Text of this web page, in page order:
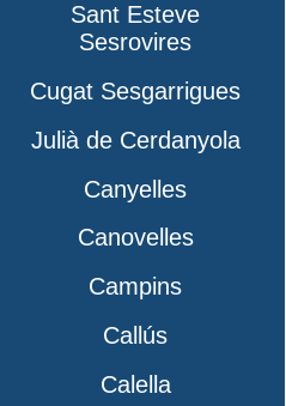
Sant Esteve
Sesrovires
Cugat Sesgarrigues
Julià de Cerdanyola
Canyelles
Canovelles
Campins
Callús
Calella